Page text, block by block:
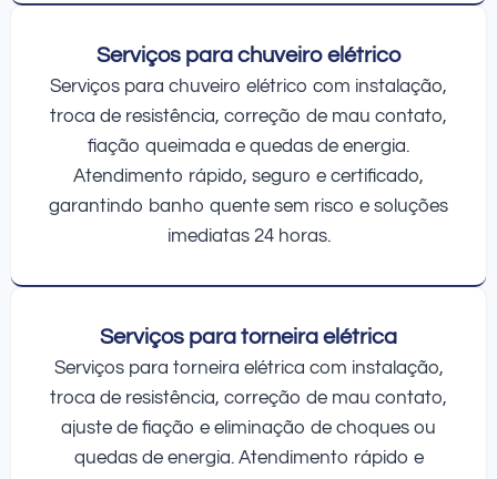
Serviços para chuveiro elétrico
Serviços para chuveiro elétrico com instalação,
troca de resistência, correção de mau contato,
fiação queimada e quedas de energia.
Atendimento rápido, seguro e certificado,
garantindo banho quente sem risco e soluções
imediatas 24 horas.
Serviços para torneira elétrica
Serviços para torneira elétrica com instalação,
troca de resistência, correção de mau contato,
ajuste de fiação e eliminação de choques ou
quedas de energia. Atendimento rápido e